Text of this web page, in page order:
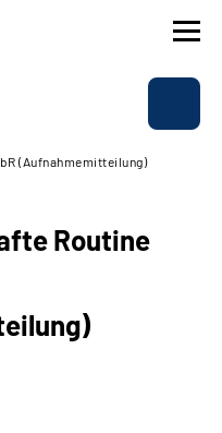
(Aufnahmemitteilung)
Routine